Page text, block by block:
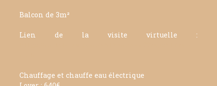
Balcon de 3m²
Lien de la visite virtuelle :
Chauffage et chauffe eau électrique